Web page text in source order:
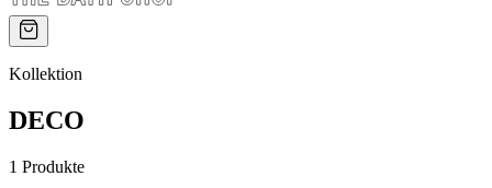
Kollektion
DECO
1 Produkte